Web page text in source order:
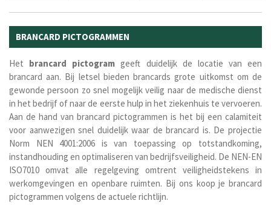
BRANCARD PICTOGRAMMEN
Het brancard pictogram geeft duidelijk de locatie van een
brancard aan. Bij letsel bieden brancards grote uitkomst om de
gewonde persoon zo snel mogelijk veilig naar de medische dienst
in het bedrijf of naar de eerste hulp in het ziekenhuis te vervoeren.
Aan de hand van brancard pictogrammen is het bij een calamiteit
voor aanwezigen snel duidelijk waar de brancard is. De projectie
Norm NEN 4001:2006 is van toepassing op totstandkoming,
instandhouding en optimaliseren van bedrijfsveiligheid. De NEN-EN
ISO7010 omvat alle regelgeving omtrent veiligheidstekens in
werkomgevingen en openbare ruimten. Bij ons koop je brancard
pictogrammen volgens de actuele richtlijn.